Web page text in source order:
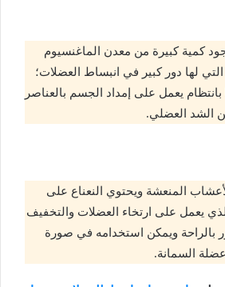
كمية كبيرة من معدن الماغنسيوم
لها دور كبير في انبساط العضلات؛
بانتظام يعمل على إمداد الجسم بالعناصر
من الشد العضلي.
المنعشة ويحتوي النعناع على
يعمل على ارتخاء العضلات والتخفيف
بالراحة ويمكن استخدامه في صورة
السمانة.